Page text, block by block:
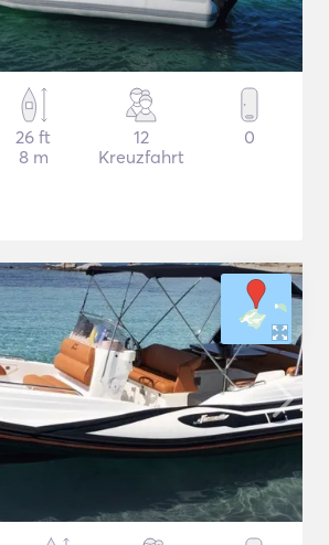
26 ft
8 m
12
Kreuzfahrt
0